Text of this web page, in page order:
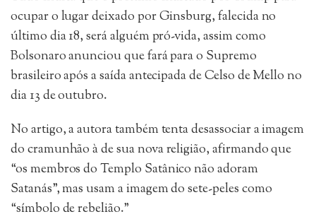
ocupar o lugar deixado por Ginsburg, falecida no
último dia 18, será alguém pró-vida, assim como
Bolsonaro anunciou que fará para o Supremo
brasileiro após a saída antecipada de Celso de Mello no
dia 13 de outubro.
No artigo, a autora também tenta desassociar a imagem
do cramunhão à de sua nova religião, afirmando que
“os membros do Templo Satânico não adoram
Satanás”, mas usam a imagem do sete-peles como
“símbolo de rebelião.”